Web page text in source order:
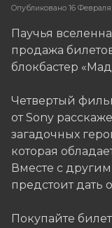
Опубликовано 16
Паучья
продажа
блокбастер
Четвертый
от Sony
загадочных
которая
Вместе с
предстоит дать
Покупайте